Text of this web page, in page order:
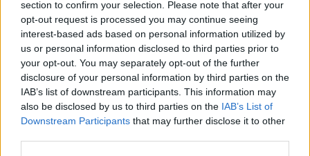
section to confirm your selection. Please note that after your
opt-out request is processed you may continue seeing
interest-based ads based on personal information utilized by
us or personal information disclosed to third parties prior to
your opt-out. You may separately opt-out of the further
disclosure of your personal information by third parties on the
IAB’s list of downstream participants. This information may
also be disclosed by us to third parties on the IAB’s List of
Downstream Participants that may further disclose it to other
setkání